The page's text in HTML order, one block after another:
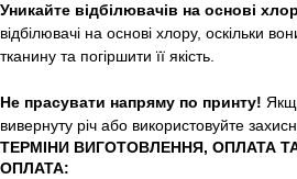
Уникайте відбілювачів на основі
відбілювачі на основі хлору, оскільки
тканину та погіршити її якість.
Не прасувати напряму по принту!
вивернуту річ або використовуйте
ТЕРМІНИ ВИГОТОВЛЕННЯ, ОПЛАТА
ОПЛАТА: